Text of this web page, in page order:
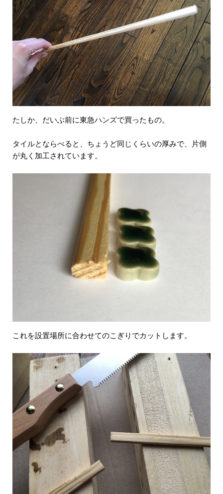
たしか、だいぶ前に東急ハンズで買ったもの。
タイルとならべると、ちょうど同じくらいの厚みで、片側
が丸く加工されています。
これを設置場所に合わせてのこぎりでカットします。